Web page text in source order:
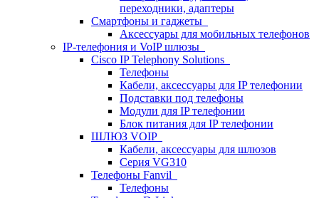
переходники, адаптеры
Смартфоны и гаджеты
Аксессуары для мобильных телефонов
IP-телефония и VoIP шлюзы
Cisco IP Telephony Solutions
Телефоны
Кабели, аксессуары для IP телефонии
Подставки под телефоны
Модули для IP телефонии
Блок питания для IP телефонии
ШЛЮЗ VOIP
Кабели, аксессуары для шлюзов
Серия VG310
Телефоны Fanvil
Телефоны